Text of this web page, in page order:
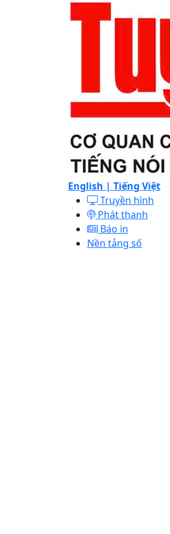
English | Tiếng Việt
Truyền hình
Phát thanh
Báo in
Nền tảng số